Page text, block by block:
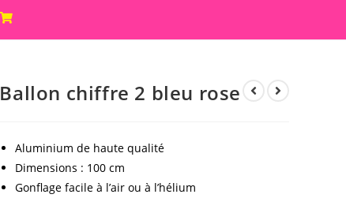
Ballon chiffre 2 bleu rose
Aluminium de haute qualité
Dimensions : 100 cm
Gonflage facile à l’air ou à l’hélium